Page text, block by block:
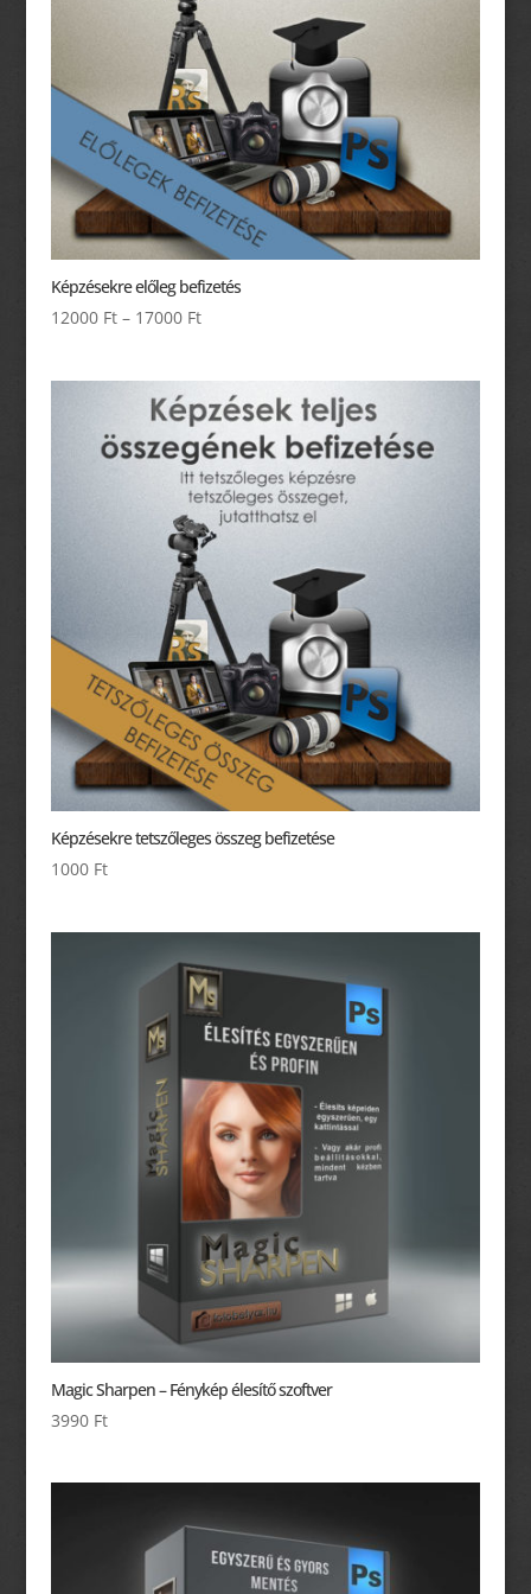
Képzésekre előleg befizetés
12000 Ft– 17000 Ft
Képzésekre tetszőleges összeg befizetése
1000 Ft
Magic Sharpen – Fénykép élesítő szoftver
3990 Ft